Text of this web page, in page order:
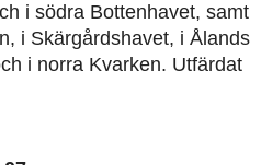
i södra Bottenhavet, samt
i Skärgårdshavet, i Ålands
i norra Kvarken. Utfärdat